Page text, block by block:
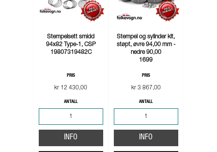
Stempelsett smidd
94x82 Type-1, CSP
19807319482C
PRIS
kr 12 430,00
ANTALL
INFO
Stempel og sylinder kit,
støpt, øvre 94,00 mm -
nedre 90,00
1699
PRIS
kr 3 867,00
ANTALL
INFO